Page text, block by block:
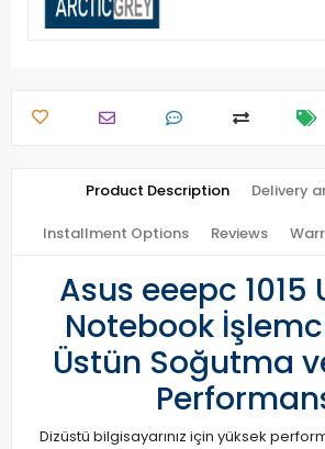
Product Description Delivery
Installment Options Reviews
Asus eeepc 1015
Notebook
Üstün Soğutma
Dizüstü bilgisayarınız için yüksek